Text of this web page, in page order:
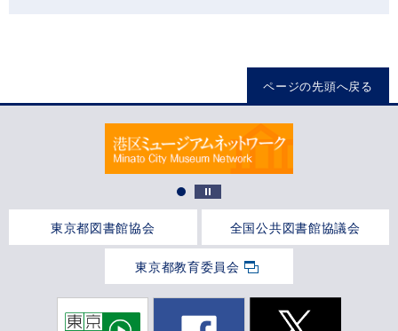
ページの先頭へ戻る
東京都図書館協会 全国公共図書館協議会
東京都教育委員会